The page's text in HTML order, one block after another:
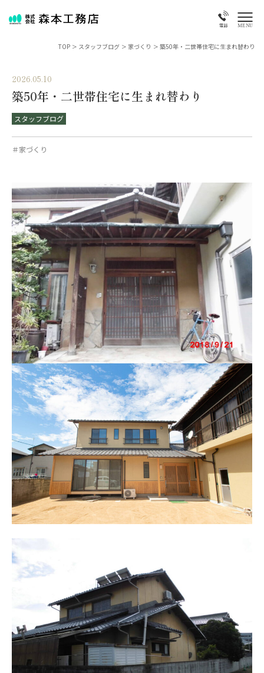
電話 MENU
TOP > スタッフブログ > 家づくり > 築50年・二世帯住宅に生まれ替わり
2026.05.10
築50年・二世帯住宅に生まれ替わり
スタッフブログ
＃家づくり